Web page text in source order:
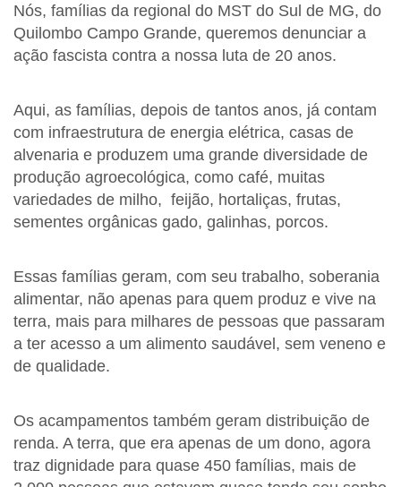
Nós, famílias da regional do MST do Sul de MG, do
Quilombo Campo Grande, queremos denunciar a
ação fascista contra a nossa luta de 20 anos.
Aqui, as famílias, depois de tantos anos, já contam
com infraestrutura de energia elétrica, casas de
alvenaria e produzem uma grande diversidade de
produção agroecológica, como café, muitas
variedades de milho, feijão, hortaliças, frutas,
sementes orgânicas gado, galinhas, porcos.
Essas famílias geram, com seu trabalho, soberania
alimentar, não apenas para quem produz e vive na
terra, mais para milhares de pessoas que passaram
a ter acesso a um alimento saudável, sem veneno e
de qualidade.
Os acampamentos também geram distribuição de
renda. A terra, que era apenas de um dono, agora
traz dignidade para quase 450 famílias, mais de